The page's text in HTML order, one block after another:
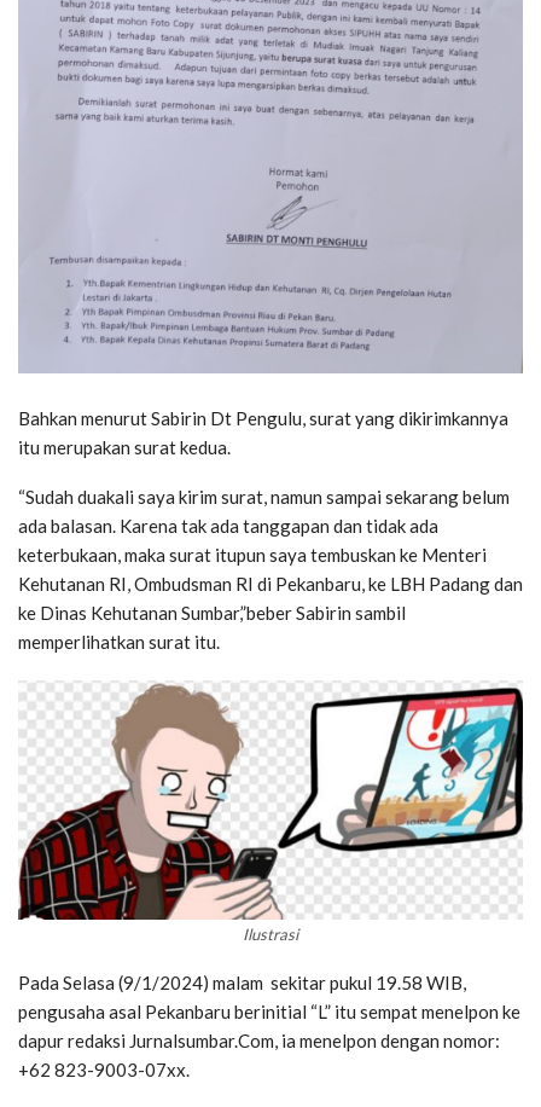
Bahkan menurut Sabirin Dt Pengulu, surat yang dikirimkannya
itu merupakan surat kedua.
“Sudah duakali saya kirim surat, namun sampai sekarang belum
ada balasan. Karena tak ada tanggapan dan tidak ada
keterbukaan, maka surat itupun saya tembuskan ke Menteri
Kehutanan RI, Ombudsman RI di Pekanbaru, ke LBH Padang dan
ke Dinas Kehutanan Sumbar,”beber Sabirin sambil
memperlihatkan surat itu.
Ilustrasi
Pada Selasa (9/1/2024) malam sekitar pukul 19.58 WIB,
pengusaha asal Pekanbaru berinitial “L” itu sempat menelpon ke
dapur redaksi Jurnalsumbar.Com, ia menelpon dengan nomor:
+62 823-9003-07xx.